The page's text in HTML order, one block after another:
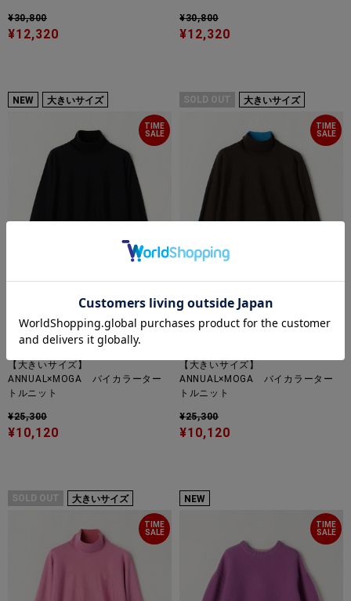
¥30,800
¥12,320
¥30,800
¥12,320
NEW 大きいサイズ
TIME
SALE
60%OFF
feerique
【大きいサイズ】
ANNUAL×MOGA バイカラーター
トルニット
¥25,300
¥10,120
SOLD OUT 大きいサイズ
TIME
SALE
60%OFF
【大きいサイズ】
ANNUAL×MOGA バイカラーター
トルニット
¥25,300
¥10,120
SOLD OUT 大きいサイズ
TIME
SALE
NEW
TIME
SALE